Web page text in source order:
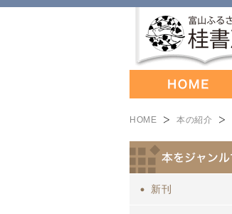
HOME 本の紹介
新刊